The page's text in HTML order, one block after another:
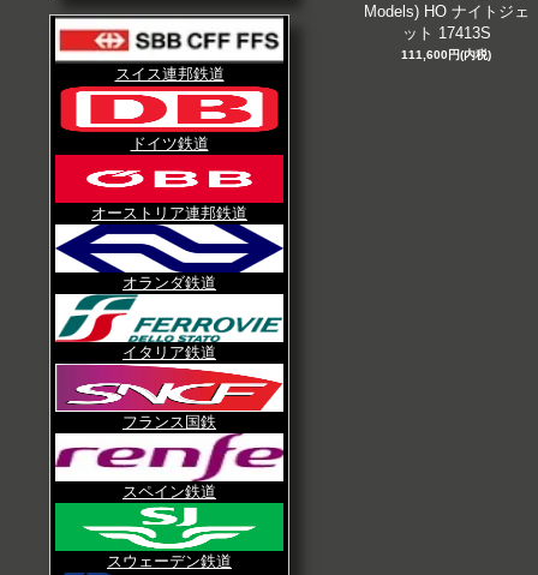
スイス連邦鉄道
ドイツ鉄道
オーストリア連邦鉄道
オランダ鉄道
イタリア鉄道
フランス国鉄
スペイン鉄道
スウェーデン鉄道
Models) HO ナイトジェ
ット 17413S
111,600円(内税)